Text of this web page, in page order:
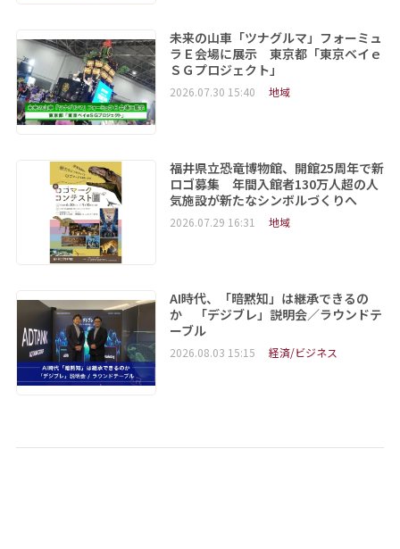
未来の山車「ツナグルマ」フォーミュ
ラＥ会場に展示 東京都「東京ベイｅ
ＳＧプロジェクト」
2026.07.30 15:40 地域
福井県立恐竜博物館、開館25周年で新
ロゴ募集 年間入館者130万人超の人
気施設が新たなシンボルづくりへ
2026.07.29 16:31 地域
AI時代、「暗黙知」は継承できるの
か 「デジブレ」説明会／ラウンドテ
ーブル
2026.08.03 15:15 経済/ビジネス